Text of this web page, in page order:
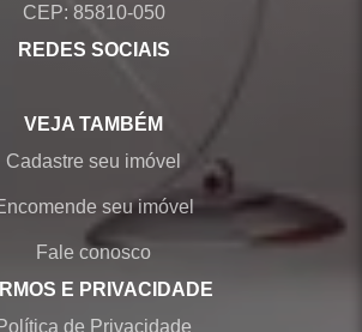
CEP: 85810-050
REDES SOCIAIS
VEJA TAMBÉM
Cadastre seu imóvel
seu imóvel
Fale conosco
E PRIVACIDADE
Política de Privacidade